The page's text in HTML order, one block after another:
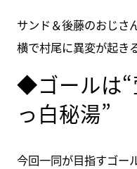
サンド＆後藤のおじさ
横で村尾に異変が起き
◆ゴールは“
っ白秘湯”
今回一同が目指すゴー